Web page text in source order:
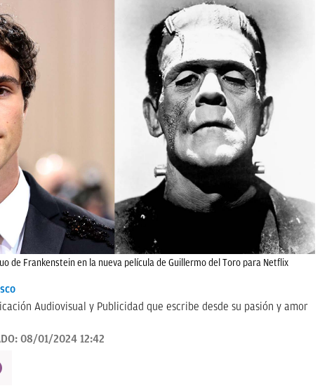
de Frankenstein en la nueva película de Guillermo del Toro para Netflix
Audiovisual y Publicidad que escribe desde su pasión y amor
08/01/2024 12:42